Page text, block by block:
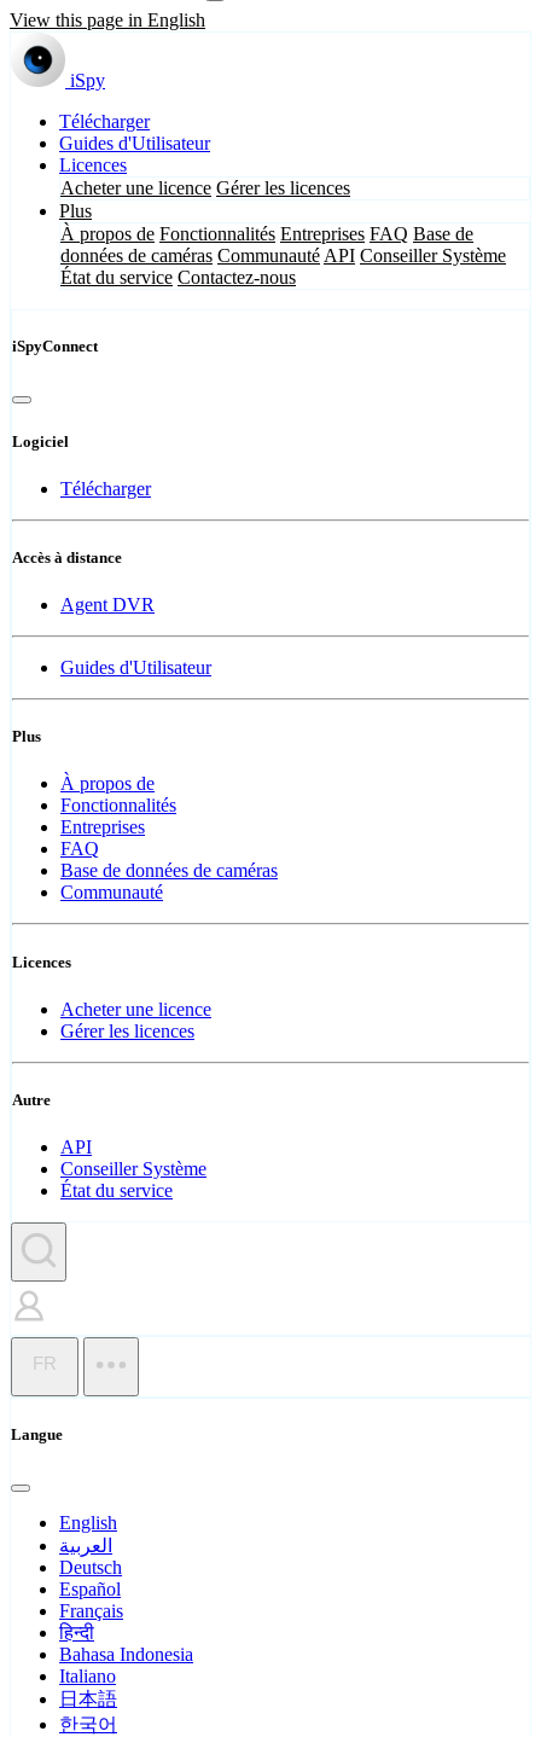
View this page in English
iSpy
Télécharger
Guides d'Utilisateur
Licences
Acheter une licence Gérer les licences
Plus
À propos de Fonctionnalités Entreprises FAQ Base de
données de caméras Communauté API Conseiller Système
État du service Contactez-nous
iSpyConnect
Logiciel
Télécharger
Accès à distance
Agent DVR
Guides d'Utilisateur
Plus
À propos de
Fonctionnalités
Entreprises
FAQ
Base de données de caméras
Communauté
Licences
Acheter une licence
Gérer les licences
Autre
API
Conseiller Système
État du service
FR
Langue
English
العربية
Deutsch
Español
Français
हिन्दी
Bahasa Indonesia
Italiano
日本語
한국어